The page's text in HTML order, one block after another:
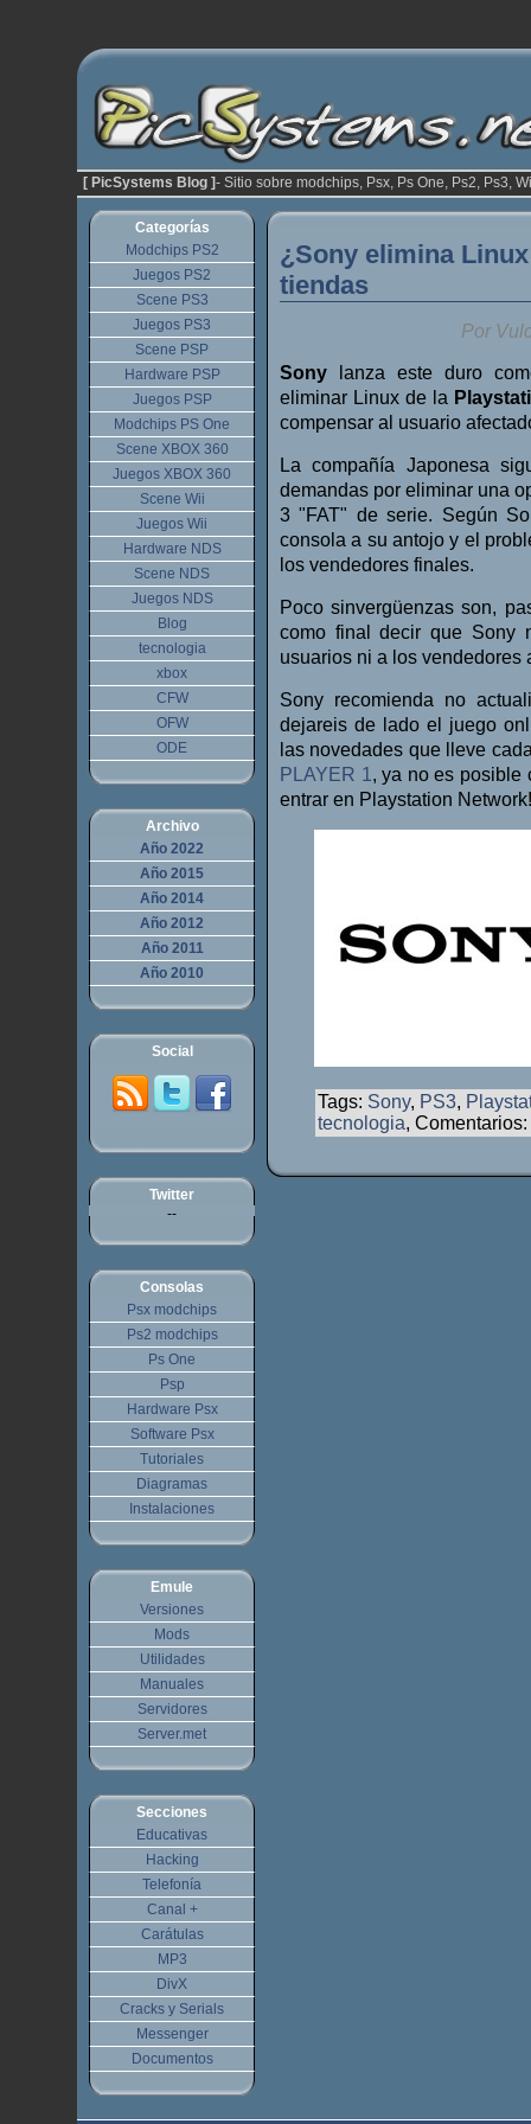
[ PicSystems Blog ]- Sitio sobre modchips, Psx, Ps One, Ps2, Ps3,
¿Sony elimina
tiendas
Por
Sony
lanza este duro
eliminar Linux de la
compensar al usuario
La compañía Japonesa
demandas por eliminar una
3 "FAT" de serie. Según
consola a su antojo y el
los vendedores finales.
Poco sinvergüenzas son,
como final decir que Sony
usuarios ni a los vendedores
Sony recomienda no
dejareis de lado el juego
las novedades que lleve
PLAYER 1 , ya no es posible
entrar en Playstation
Tags: Sony, PS3,
tecnologia, Comentarios:
Categorías
Modchips PS2
Juegos PS2
Scene PS3
Juegos PS3
Scene PSP
Hardware PSP
Juegos PSP
Modchips PS One
Scene XBOX 360
Juegos XBOX 360
Scene Wii
Juegos Wii
Hardware NDS
Scene NDS
Juegos NDS
Blog
tecnologia
xbox
CFW
OFW
ODE
Archivo
Año 2022
Año 2015
Año 2014
Año 2012
Año 2011
Año 2010
Social
Twitter
--
Consolas
Psx modchips
Ps2 modchips
Ps One
Psp
Hardware Psx
Software Psx
Tutoriales
Diagramas
Instalaciones
Emule
Versiones
Mods
Utilidades
Manuales
Servidores
Server.met
Secciones
Educativas
Hacking
Telefonía
Canal +
Carátulas
MP3
DivX
Cracks y Serials
Messenger
Documentos